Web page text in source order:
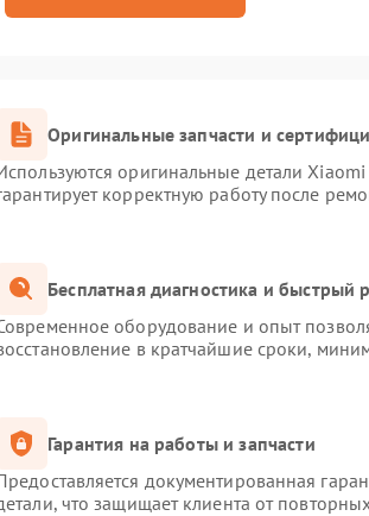
Оригинальные запчасти и
оригинальные детали
корректную работу после
Бесплатная диагностика и быстрый
оборудование и опыт
в кратчайшие сроки,
Гарантия на работы и запчасти
документированная
что защищает клиента от